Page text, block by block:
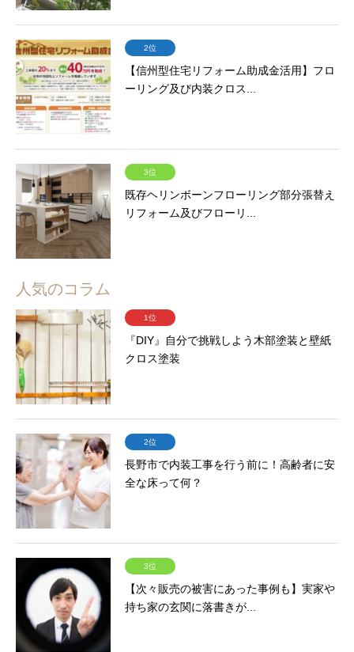
2位
【信州型住宅リフォーム助成金活用】フロ
ーリング及び内装クロス...
3位
既存ヘリンボーンフローリング部分張替え
リフォーム及びフローリ...
人気のコラム
1位
『DIY』自分で挑戦しよう木部塗装と壁紙
クロス塗装
2位
長野市で内装工事を行う前に！高齢者に安
全な床って何？
3位
【次々販売の被害にあった事例も】実家や
持ち家の玄関に落書きが...